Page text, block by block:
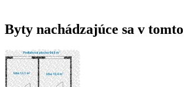
Byty nachádzajúce sa v